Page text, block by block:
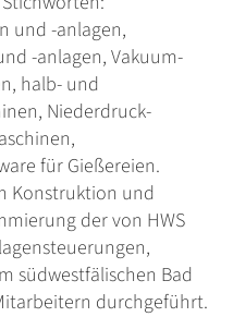
und -anlagen,
-anlagen, Vakuum-
halb- und
Niederdruck-
für Gießereien.
Konstruktion und
der von HWS
südwestfälischen Bad
durchgeführt.